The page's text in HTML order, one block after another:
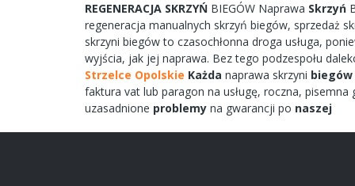
REGENERACJA SKRZYŃ BIEGÓW Naprawa Skrzyń
regeneracja manualnych skrzyń biegów, sprzedaż
skrzyni biegówto czasochłonna droga usługa,
wyjścia, jak jej naprawa. Bez tego podzespołu
Strzelce Opolskie Każda naprawa skrzyni biegów
faktura vat lub paragon na usługę, roczna, pisemna
uzasadnione problemy na gwarancji po naszej